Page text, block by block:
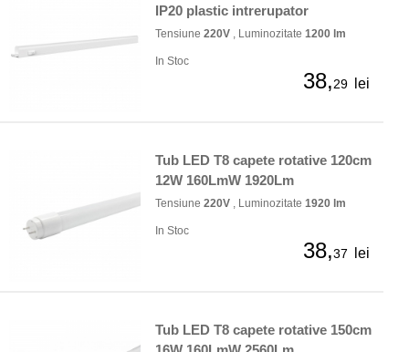
IP20 plastic intrerupator
Tensiune 220V , Luminozitate 1200 lm
In Stoc
38,29 lei
Tub LED T8 capete rotative 120cm
12W 160LmW 1920Lm
Tensiune 220V , Luminozitate 1920 lm
In Stoc
38,37 lei
Tub LED T8 capete rotative 150cm